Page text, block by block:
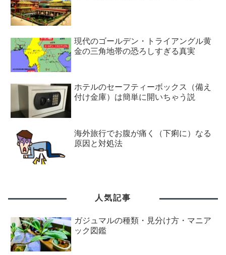
現代のゴールデン・トライアングル黄
金の三角地帯の恐ろしすぎる真実
ホテルのセーフティーボックス（備え
付け金庫）は簡単に開いちゃう説
海外旅行でお腹が痛く（下痢に）なる
原因と対処法
人気記事
ガジュマルの種類・見分け方・マニア
ック図鑑